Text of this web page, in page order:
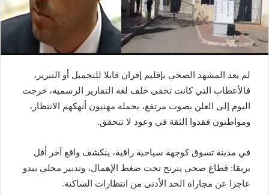
لم يعد المشهد الصحي بإقليم إفران قابلا للتجميل أو التبرير،
فالأعطاب التي كانت تخفى خلف لغة التقارير الرسمية، خرجت
اليوم إلى العلن بصوت مرتفع، يحمله مهنيون أنهكهم الانتظار،
ومواطنون فقدوا الثقة في وعود لا تتحقق.
في مدينة تسوق كوجهة سياحية راقية، ينكشف واقع آخر أقل
بريقا: قطاع صحي يترنح تحت ضغط الإهمال، وتدبير محلي يبدو
عاجزا عن مجاراة الحد الأدنى من انتظارات الساكنة.